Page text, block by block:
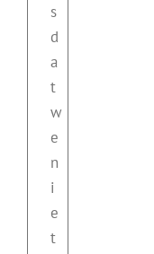
s
d
a
t
w
e
n
i
e
t